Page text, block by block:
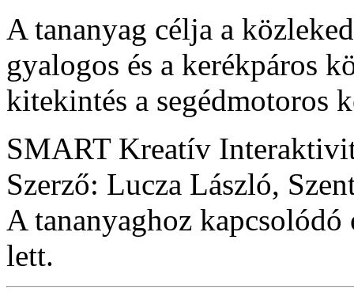
A tananyag célja a
gyalogos és a kerékpáros
kitekintés a segédmotoros
SMART Kreatív
Szerző: Lucza László,
A tananyaghoz
lett.